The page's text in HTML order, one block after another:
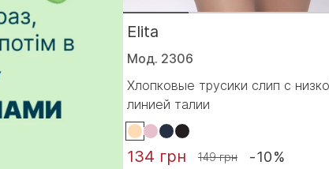
Elita
Мод. 2306
Хлопковые трусики слип с
линией талии
134 грн 149 грн -10%